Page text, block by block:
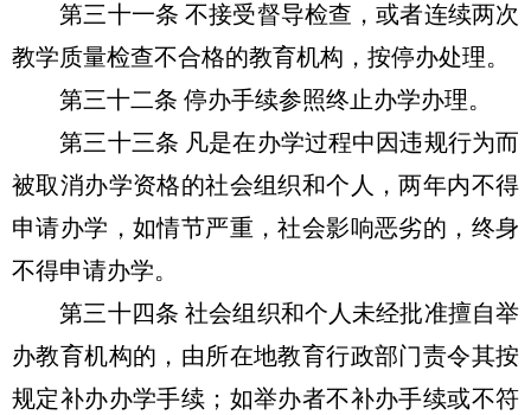
第三十一条 不接受督导检查，或者连续两次
教学质量检查不合格的教育机构，按停办处理。
第三十二条 停办手续参照终止办学办理。
第三十三条 凡是在办学过程中因违规行为而
被取消办学资格的社会组织和个人，两年内不得
申请办学，如情节严重，社会影响恶劣的，终身
不得申请办学。
第三十四条 社会组织和个人未经批准擅自举
办教育机构的，由所在地教育行政部门责令其按
规定补办办学手续；如举办者不补办手续或不符